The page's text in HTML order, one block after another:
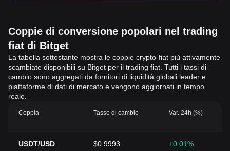
Coppie di conversione popolari nel trading
fiat di Bitget
La tabella sottostante mostra le coppie crypto-fiat più attivamente
scambiate disponibili su Bitget per il trading fiat. Tutti i tassi di
cambio sono aggregati da fornitori di liquidità globali leader e
piattaforme di dati di mercato e vengono aggiornati in tempo
reale.
Coppia Tasso di cambio Var. 24h (%)
USDT/USD $0.9993 +0.01%